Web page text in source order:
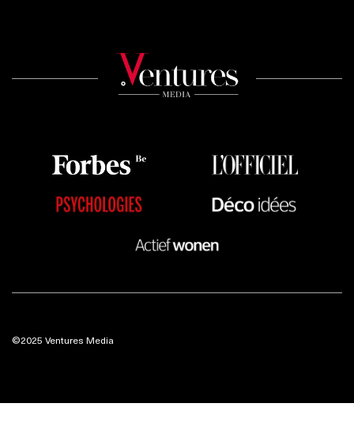
©2025 Ventures Media